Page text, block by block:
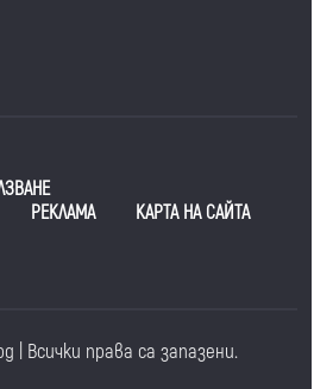
РЕКЛАМА
КАРТА НА САЙТА
| Всички права са запазени.